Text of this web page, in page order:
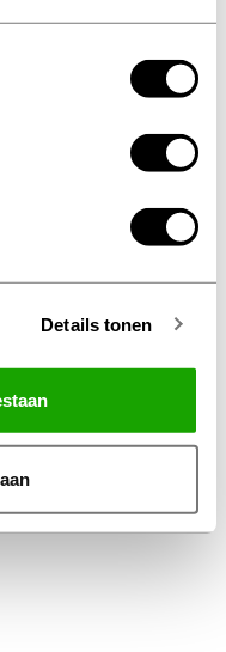
Details tonen
Belux